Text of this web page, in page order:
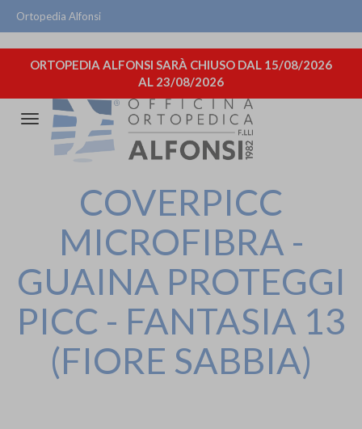
Ortopedia Alfonsi
ORTOPEDIA ALFONSI SARÀ CHIUSO DAL 15/08/2026
AL 23/08/2026
Attiva/disattiva
navigazione
COVERPICC
MICROFIBRA -
GUAINA PROTEGGI
PICC - FANTASIA 13
(FIORE SABBIA)